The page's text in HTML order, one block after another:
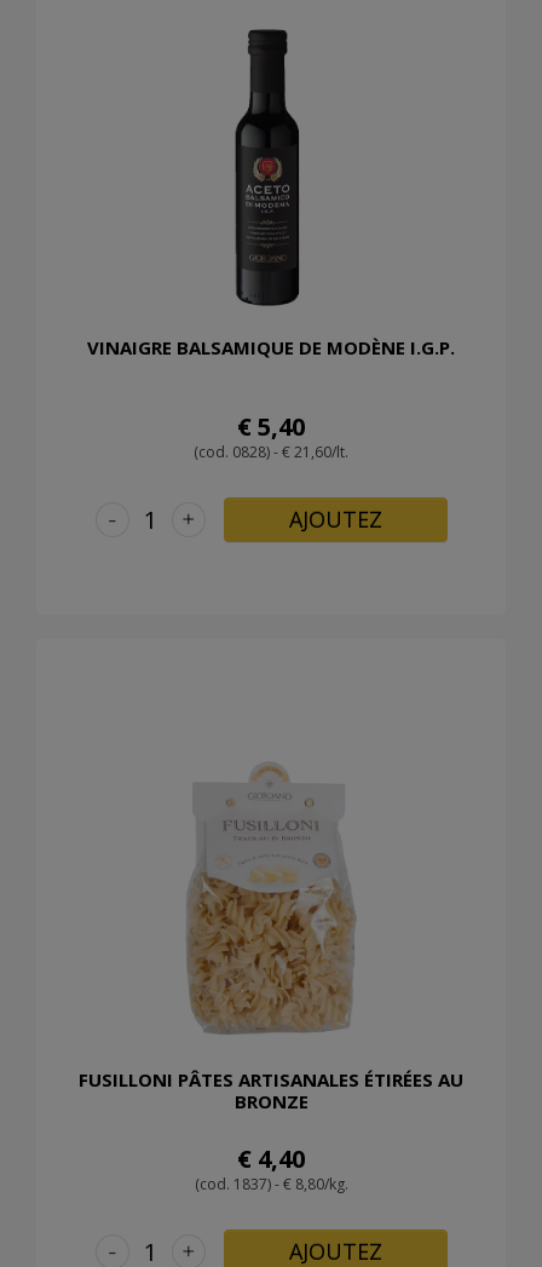
VINAIGRE BALSAMIQUE DE MODÈNE I.G.P.
€ 5,40
(cod. 0828) - € 21,60/lt.
+
- AJOUTEZ
FUSILLONI PÂTES ARTISANALES ÉTIRÉES AU
BRONZE
€ 4,40
(cod. 1837) - € 8,80/kg.
+
- AJOUTEZ